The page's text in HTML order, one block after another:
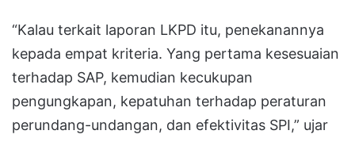
“Kalau terkait laporan LKPD itu, penekanannya
kepada empat kriteria. Yang pertama kesesuaian
terhadap SAP, kemudian kecukupan
pengungkapan, kepatuhan terhadap peraturan
perundang-undangan, dan efektivitas SPI,” ujar